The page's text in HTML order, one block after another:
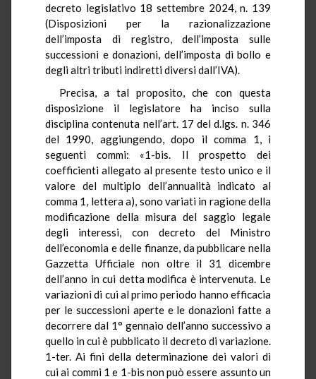
decreto legislativo 18 settembre 2024, n. 139
(Disposizioni per la razionalizzazione
dell’imposta di registro, dell’imposta sulle
successioni e donazioni, dell’imposta di bollo e
degli altri tributi indiretti diversi dall’IVA).
Precisa, a tal proposito, che con questa
disposizione il legislatore ha inciso sulla
disciplina contenuta nell’art. 17 del d.lgs. n. 346
del 1990, aggiungendo, dopo il comma 1, i
seguenti commi: «1-bis. Il prospetto dei
coefficienti allegato al presente testo unico e il
valore del multiplo dell’annualità indicato al
comma 1, lettera a), sono variati in ragione della
modificazione della misura del saggio legale
degli interessi, con decreto del Ministro
dell’economia e delle finanze, da pubblicare nella
Gazzetta Ufficiale non oltre il 31 dicembre
dell’anno in cui detta modifica è intervenuta. Le
variazioni di cui al primo periodo hanno efficacia
per le successioni aperte e le donazioni fatte a
decorrere dal 1° gennaio dell’anno successivo a
quello in cui è pubblicato il decreto di variazione.
1-ter. Ai fini della determinazione dei valori di
cui ai commi 1 e 1-bis non può essere assunto un